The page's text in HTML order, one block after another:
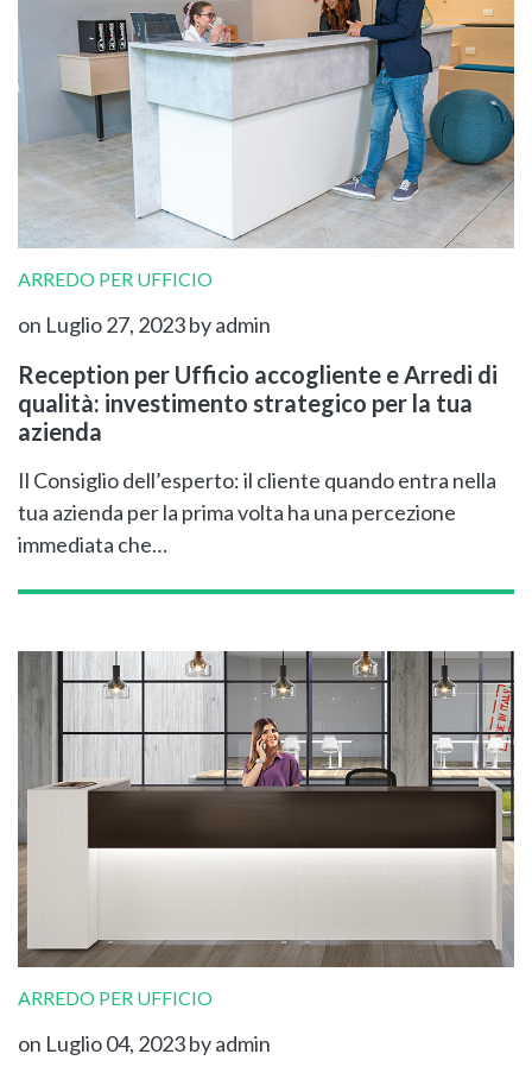
ARREDO PER UFFICIO
on Luglio 27, 2023by admin
Reception per Ufficio accogliente e Arredi di
qualità: investimento strategico per la tua
azienda
Il Consiglio dell’esperto: il cliente quando entra nella
tua azienda per la prima volta ha una percezione
immediata che…
ARREDO PER UFFICIO
on Luglio 04, 2023by admin